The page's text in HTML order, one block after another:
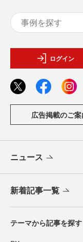
ログイン
広告掲載のご
ニュース
新着記事一覧
テーマから記事を探す